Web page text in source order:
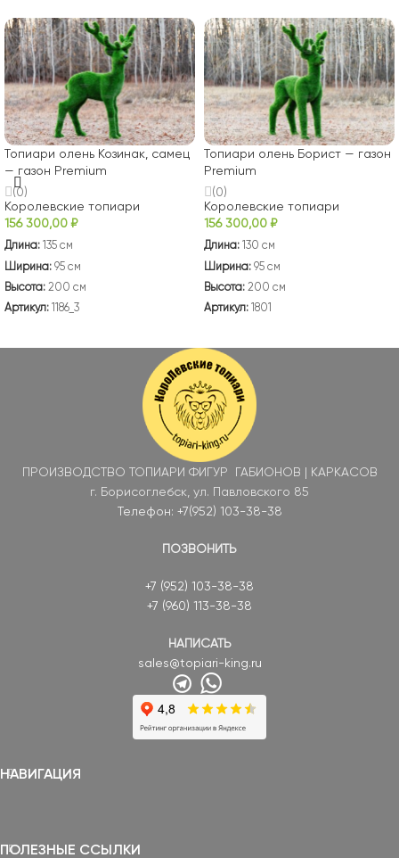
Топиари олень Козинак, самец
— газон Premium
(0)
Королевские топиари
156 300,00₽
Длина: 135 см
Ширина: 95 см
Высота: 200 см
Артикул: 1186_3
Топиари олень Борист — газон
Premium
(0)
Королевские топиари
156 300,00₽
Длина: 130 см
Ширина: 95 см
Высота: 200 см
Артикул: 1801
ПРОИЗВОДСТВО ТОПИАРИ ФИГУР ГАБИОНОВ | КАРКАСОВ
г. Борисоглебск, ул. Павловского 85
Телефон: +7(952) 103-38-38
ПОЗВОНИТЬ
+7 (952) 103-38-38
+7 (960) 113-38-38
НАПИСАТЬ
sales@topiari-king.ru
НАВИГАЦИЯ
ПОЛЕЗНЫЕ ССЫЛКИ